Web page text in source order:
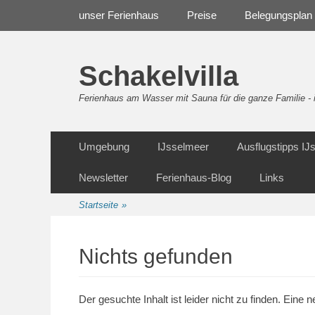
unser Ferienhaus Preise Belegungsplan
Schakelvilla
Ferienhaus am Wasser mit Sauna für die ganze Familie
Inhalt
Umgebung IJsselmeer Ausflugstipps
Newsletter Ferienhaus-Blog Links
Startseite »
Nichts gefunden
Der gesuchte Inhalt ist leider nicht zu finden. Eine